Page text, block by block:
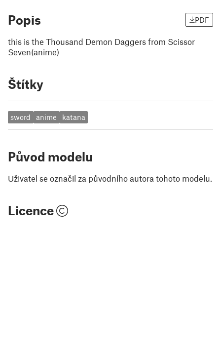
Popis PDF
this is the Thousand Demon Daggers from Scissor
Seven(anime)
Štítky
sword anime katana
Původ modelu
Uživatel se označil za původního autora tohoto modelu.
Licence